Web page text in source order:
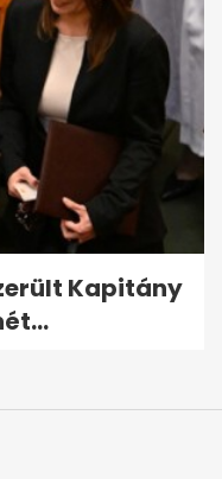
Kapitány